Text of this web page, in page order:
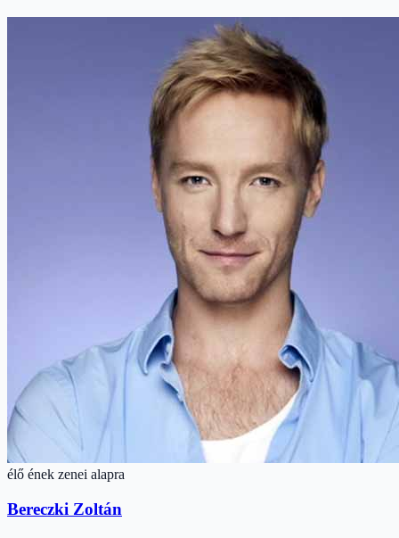
élő ének zenei alapra
Bereczki Zoltán